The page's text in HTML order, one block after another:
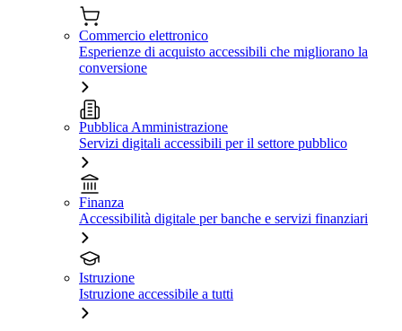
Commercio elettronico
Esperienze di acquisto accessibili che migliorano la
conversione
Pubblica Amministrazione
Servizi digitali accessibili per il settore pubblico
Finanza
Accessibilità digitale per banche e servizi finanziari
Istruzione
Istruzione accessibile a tutti